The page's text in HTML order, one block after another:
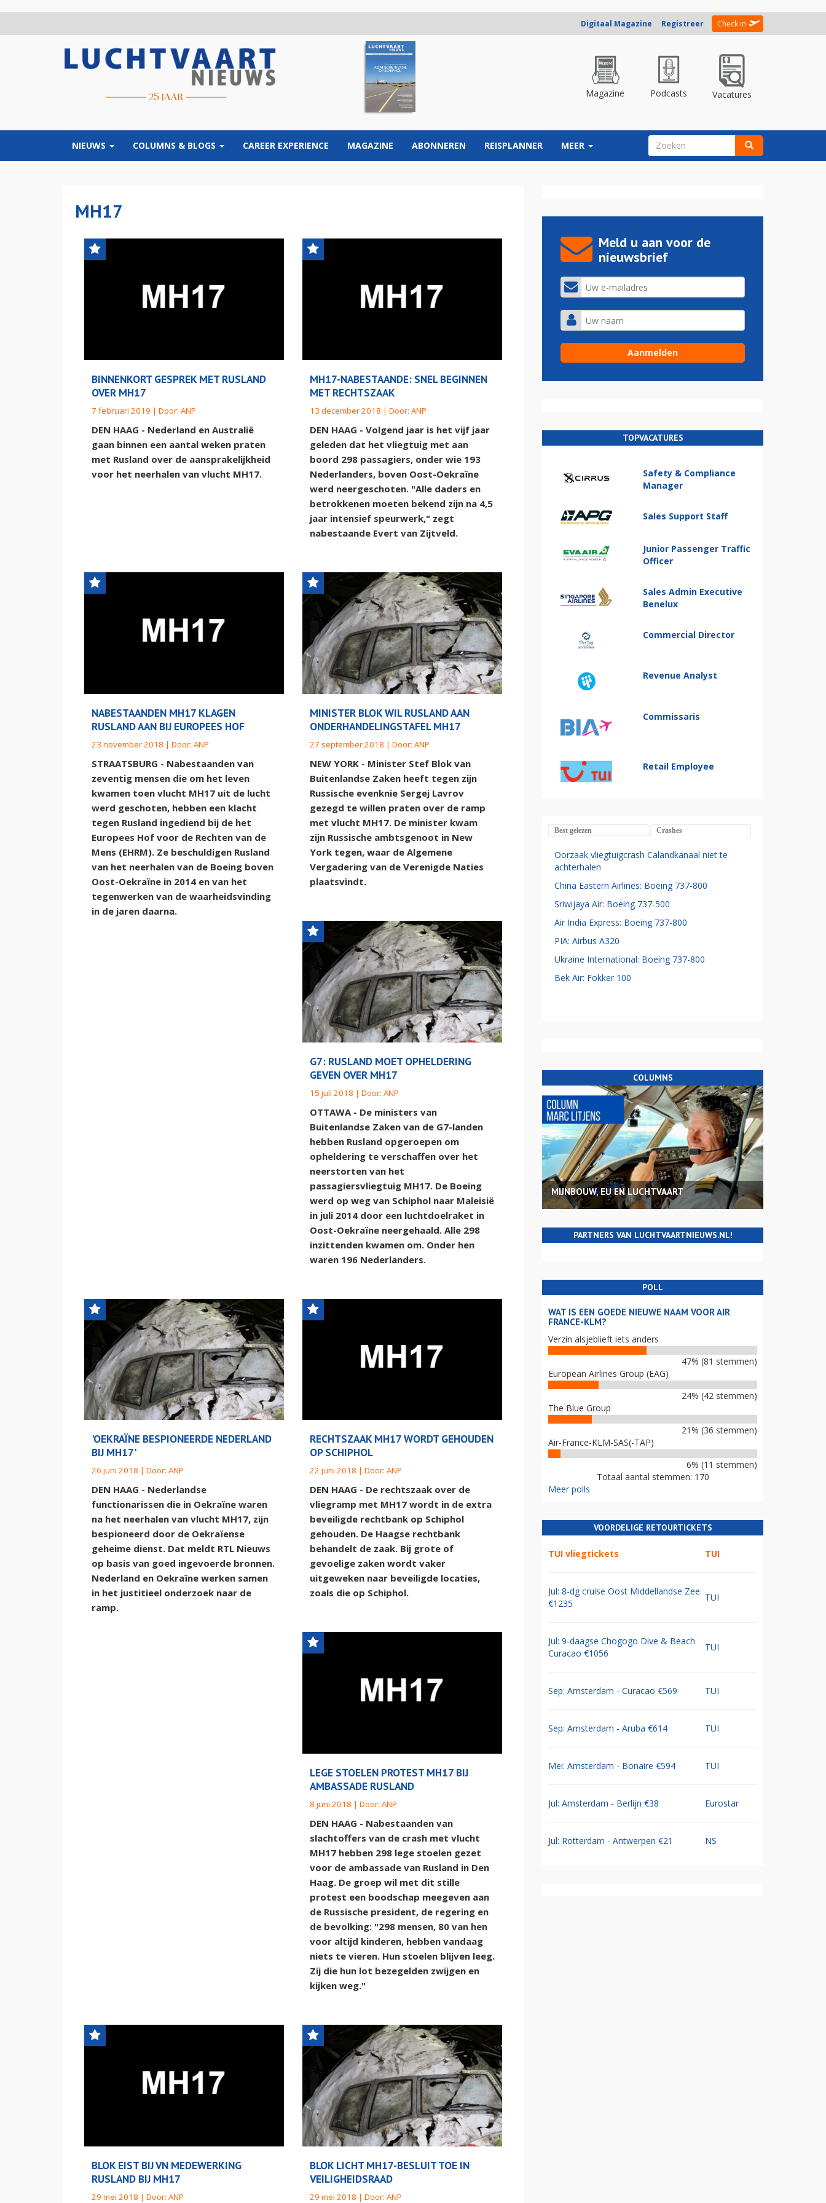
Digitaal Magazine Registreer Check in
Magazine Podcasts Vacatures
NIEUWS COLUMNS & BLOGS CAREER EXPERIENCE MAGAZINE ABONNEREN REISPLANNER MEER ZOEKVELD
MH17
BINNENKORT GESPREK MET RUSLAND
OVER MH17
7 februari 2019 | Door: ANP
DEN HAAG - Nederland en Australië
gaan binnen een aantal weken praten
met Rusland over de aansprakelijkheid
voor het neerhalen van vlucht MH17.
MH17-NABESTAANDE: SNEL BEGINNEN
MET RECHTSZAAK
13 december 2018 | Door: ANP
DEN HAAG - Volgend jaar is het vijf jaar
geleden dat het vliegtuig met aan
boord 298 passagiers, onder wie 193
Nederlanders, boven Oost-Oekraïne
werd neergeschoten. "Alle daders en
betrokkenen moeten bekend zijn na 4,5
jaar intensief speurwerk," zegt
nabestaande Evert van Zijtveld.
NABESTAANDEN MH17 KLAGEN
RUSLAND AAN BIJ EUROPEES HOF
23 november 2018 | Door: ANP
STRAATSBURG - Nabestaanden van
zeventig mensen die om het leven
kwamen toen vlucht MH17 uit de lucht
werd geschoten, hebben een klacht
tegen Rusland ingediend bij de het
Europees Hof voor de Rechten van de
Mens (EHRM). Ze beschuldigen Rusland
van het neerhalen van de Boeing boven
Oost-Oekraïne in 2014 en van het
tegenwerken van de waarheidsvinding
in de jaren daarna.
MINISTER BLOK WIL RUSLAND AAN
ONDERHANDELINGSTAFEL MH17
27 september 2018 | Door: ANP
NEW YORK - Minister Stef Blok van
Buitenlandse Zaken heeft tegen zijn
Russische evenknie Sergej Lavrov
gezegd te willen praten over de ramp
met vlucht MH17. De minister kwam
zijn Russische ambtsgenoot in New
York tegen, waar de Algemene
Vergadering van de Verenigde Naties
plaatsvindt.
G7: RUSLAND MOET OPHELDERING
GEVEN OVER MH17
15 juli 2018 | Door: ANP
OTTAWA - De ministers van
Buitenlandse Zaken van de G7-landen
hebben Rusland opgeroepen om
opheldering te verschaffen over het
neerstorten van het
passagiersvliegtuig MH17. De Boeing
werd op weg van Schiphol naar Maleisië
in juli 2014 door een luchtdoelraket in
Oost-Oekraïne neergehaald. Alle 298
inzittenden kwamen om. Onder hen
waren 196 Nederlanders.
'OEKRAÏNE BESPIONEERDE NEDERLAND
BIJ MH17'
26 juni 2018 | Door: ANP
DEN HAAG - Nederlandse
functionarissen die in Oekraïne waren
na het neerhalen van vlucht MH17, zijn
bespioneerd door de Oekraïense
geheime dienst. Dat meldt RTL Nieuws
op basis van goed ingevoerde bronnen.
Nederland en Oekraïne werken samen
in het justitieel onderzoek naar de
ramp.
RECHTSZAAK MH17 WORDT GEHOUDEN
OP SCHIPHOL
22 juni 2018 | Door: ANP
DEN HAAG - De rechtszaak over de
vliegramp met MH17 wordt in de extra
beveiligde rechtbank op Schiphol
gehouden. De Haagse rechtbank
behandelt de zaak. Bij grote of
gevoelige zaken wordt vaker
uitgeweken naar beveiligde locaties,
zoals die op Schiphol.
LEGE STOELEN PROTEST MH17 BIJ
AMBASSADE RUSLAND
8 juni 2018 | Door: ANP
DEN HAAG - Nabestaanden van
slachtoffers van de crash met vlucht
MH17 hebben 298 lege stoelen gezet
voor de ambassade van Rusland in Den
Haag. De groep wil met dit stille
protest een boodschap meegeven aan
de Russische president, de regering en
de bevolking: "298 mensen, 80 van hen
voor altijd kinderen, hebben vandaag
niets te vieren. Hun stoelen blijven leeg.
Zij die hun lot bezegelden zwijgen en
kijken weg."
BLOK EIST BIJ VN MEDEWERKING
RUSLAND BIJ MH17
29 mei 2018 | Door: ANP
BLOK LICHT MH17-BESLUIT TOE IN
VEILIGHEIDSRAAD
29 mei 2018 | Door: ANP
Meld u aan voor de
nieuwsbrief
TOPVACATURES
Safety & Compliance
Manager
Sales Support Staff
Junior Passenger Traffic
Officer
Sales Admin Executive
Benelux
Commercial Director
Revenue Analyst
Commissaris
Retail Employee
Best gelezen Crashes
Oorzaak vliegtuigcrash Calandkanaal niet te
achterhalen
China Eastern Airlines: Boeing 737-800
Sriwijaya Air: Boeing 737-500
Air India Express: Boeing 737-800
PIA: Airbus A320
Ukraine International: Boeing 737-800
Bek Air: Fokker 100
COLUMNS
MIJNBOUW, EU EN LUCHTVAART
PARTNERS VAN LUCHTVAARTNIEUWS.NL!
POLL
WAT IS EEN GOEDE NIEUWE NAAM VOOR AIR
FRANCE-KLM?
Verzin alsjeblieft iets anders
47% (81 stemmen)
European Airlines Group (EAG)
24% (42 stemmen)
The Blue Group
21% (36 stemmen)
Air-France-KLM-SAS(-TAP)
6% (11 stemmen)
Totaal aantal stemmen: 170
Meer polls
VOORDELIGE RETOURTICKETS
TUI vliegtickets TUI
Jul: 8-dg cruise Oost Middellandse Zee
€1235
TUI
Jul: 9-daagse Chogogo Dive & Beach
Curacao €1056
TUI
Sep: Amsterdam - Curacao €569 TUI
Sep: Amsterdam - Aruba €614 TUI
Mei: Amsterdam - Bonaire €594 TUI
Jul: Amsterdam - Berlijn €38 Eurostar
Jul: Rotterdam - Antwerpen €21 NS